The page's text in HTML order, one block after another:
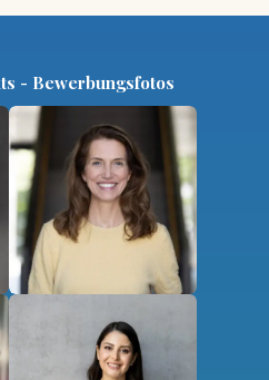
- Bewerbungsfotos